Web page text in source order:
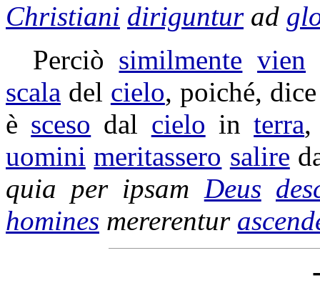
Christiani dirigunturad
Perciò similmente vien
scala del cielo, poiché,
è sceso dal cielo interra,
uomini meritassero salire
quia per ipsam Deus
homines mererentur